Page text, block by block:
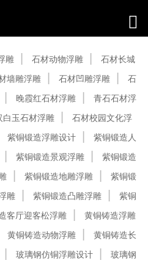
雕 石材动物浮雕
石材长城
墙雕浮雕 石材凹雕浮雕
石
晚霞红石材浮雕
青石石材浮
白玉石材浮雕
石材校园文化浮
紫铜锻造浮雕设计
紫铜锻造人
紫铜锻造景观浮雕
紫铜锻造
紫铜锻造地雕浮雕
紫铜锻
雕 紫铜锻造凸雕浮雕
紫铜
客厅迎客松浮雕
黄铜铸造浮雕
黄铜铸造动物浮雕
黄铜铸造长
玻璃钢仿铜浮雕设计
玻璃钢